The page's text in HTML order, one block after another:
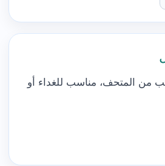
من المتحف، مناسب للغداء أو